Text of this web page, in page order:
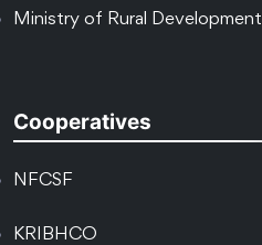
Ministry of Rural Development
Cooperatives
NFCSF
KRIBHCO